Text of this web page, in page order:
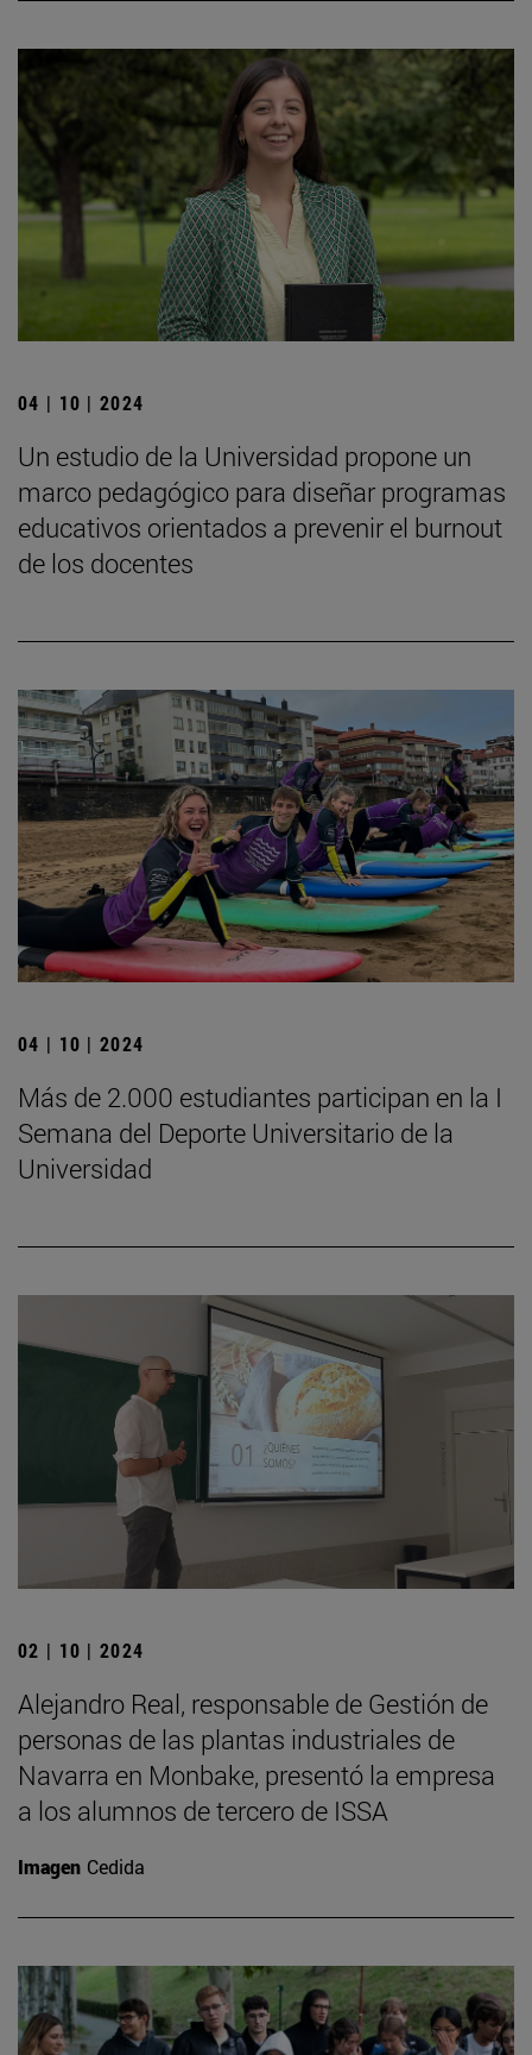
04 | 10 | 2024
Un estudio de la Universidad propone un
marco pedagógico para diseñar programas
educativos orientados a prevenir el burnout
de los docentes
04 | 10 | 2024
Más de 2.000 estudiantes participan en la I
Semana del Deporte Universitario de la
Universidad
02 | 10 | 2024
Alejandro Real, responsable de Gestión de
personas de las plantas industriales de
Navarra en Monbake, presentó la empresa
a los alumnos de tercero de ISSA
Imagen Cedida